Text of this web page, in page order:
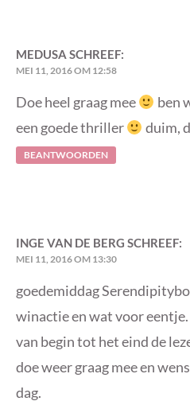
MEDUSA SCHREEF:
MEI 11, 2016 OM 12:58
Doe heel graag mee
ben
een goede thriller
duim,
BEANTWOORDEN
INGE VAN DE BERG SCHREEF:
MEI 11, 2016 OM 13:30
goedemiddag
winactie en wat voor
van begin tot het eind de
doe weer graag mee en
dag.